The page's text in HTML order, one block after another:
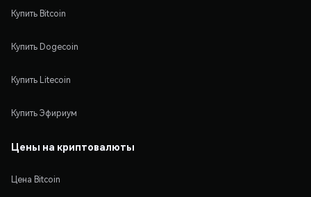
Купить Bitcoin
Купить Dogecoin
Купить Litecoin
Купить Эфириум
Цены на криптовалюты
Цена Bitcoin